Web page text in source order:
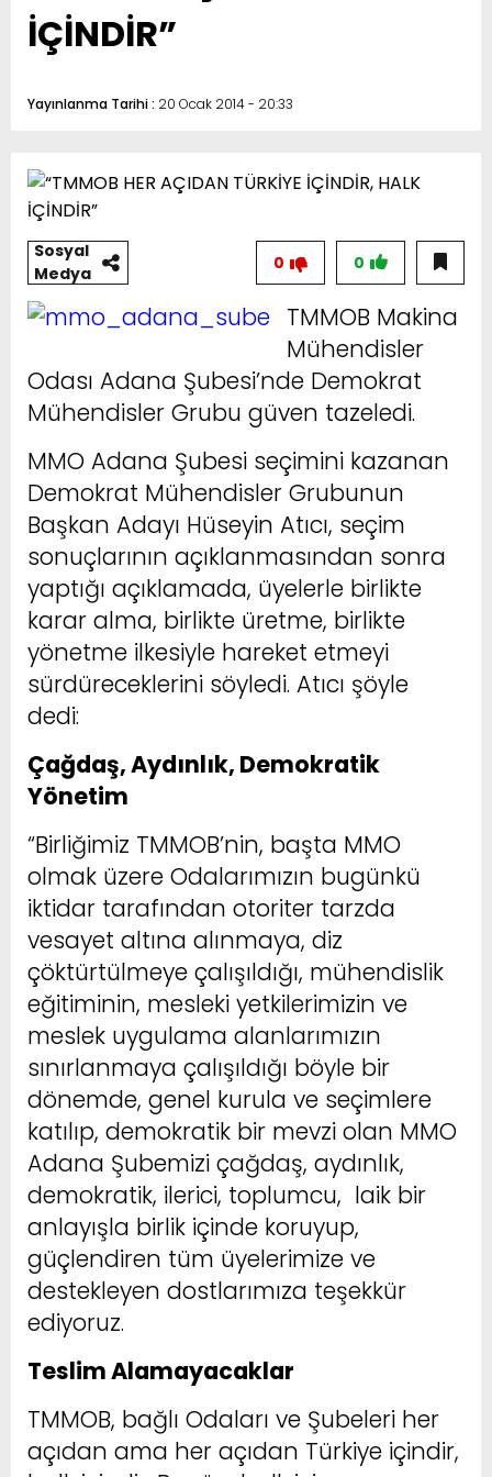
İÇİNDİR”
Yayınlanma Tarihi : 20 Ocak 2014 - 20:33
Sosyal
Medya
0
0
TMMOB Makina
Mühendisler
Odası Adana Şubesi’nde Demokrat
Mühendisler Grubu güven tazeledi.
MMO Adana Şubesi seçimini kazanan
Demokrat Mühendisler Grubunun
Başkan Adayı Hüseyin Atıcı, seçim
sonuçlarının açıklanmasından sonra
yaptığı açıklamada, üyelerle birlikte
karar alma, birlikte üretme, birlikte
yönetme ilkesiyle hareket etmeyi
sürdüreceklerini söyledi. Atıcı şöyle
dedi:
Çağdaş, Aydınlık, Demokratik
Yönetim
“Birliğimiz TMMOB’nin, başta MMO
olmak üzere Odalarımızın bugünkü
iktidar tarafından otoriter tarzda
vesayet altına alınmaya, diz
çöktürtülmeye çalışıldığı, mühendislik
eğitiminin, mesleki yetkilerimizin ve
meslek uygulama alanlarımızın
sınırlanmaya çalışıldığı böyle bir
dönemde, genel kurula ve seçimlere
katılıp, demokratik bir mevzi olan MMO
Adana Şubemizi çağdaş, aydınlık,
demokratik, ilerici, toplumcu, laik bir
anlayışla birlik içinde koruyup,
güçlendiren tüm üyelerimize ve
destekleyen dostlarımıza teşekkür
ediyoruz.
Teslim Alamayacaklar
TMMOB, bağlı Odaları ve Şubeleri her
açıdan ama her açıdan Türkiye içindir,